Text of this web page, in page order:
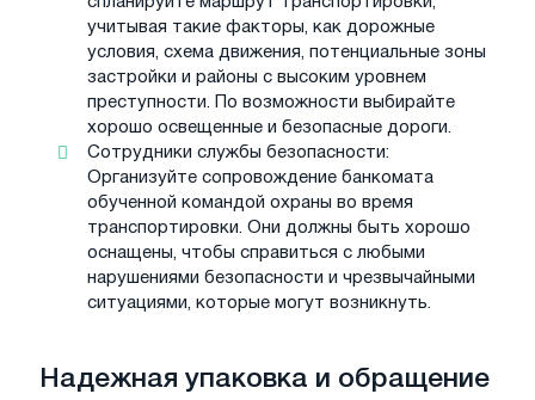
учитывая такие факторы, как дорожные
условия, схема движения, потенциальные зоны
застройки и районы с высоким уровнем
преступности. По возможности выбирайте
хорошо освещенные и безопасные дороги.
Сотрудники службы безопасности:
Организуйте сопровождение банкомата
обученной командой охраны во время
транспортировки. Они должны быть хорошо
оснащены, чтобы справиться с любыми
нарушениями безопасности и чрезвычайными
ситуациями, которые могут возникнуть.
Надежная упаковка и обращение